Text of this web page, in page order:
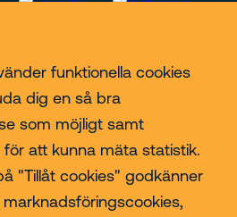
funktionella cookies
dig en så bra
som möjligt samt
att kunna mäta statistik.
"Tillåt cookies" godkänner